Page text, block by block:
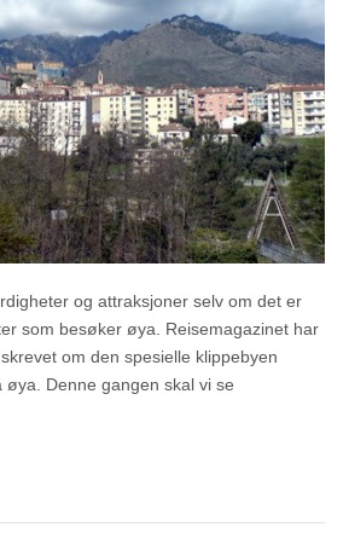
og attraksjoner selv om det er
som besøker øya. Reisemagazinet har
om den spesielle klippebyen
øya. Denne gangen skal vi se